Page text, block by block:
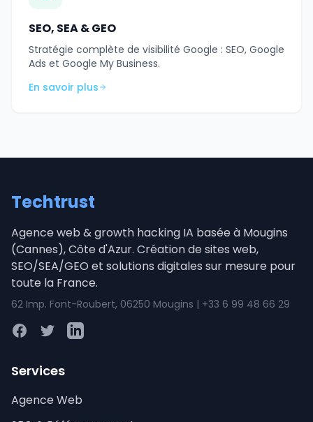
SEO, SEA & GEO
Stratégie complète de visibilité Google : SEO, Google
Ads et Google My Business.
En savoir plus
Techtrust
Agence web & growth hacking IA basée à Mougins
(Cannes), Côte d'Azur. Création de sites web,
SEO/SEA/GEO et solutions digitales sur mesure pour
toute la France.
62 Imp. Font-Roubert, 06250 Mougins | +33 6 99 48 66 29
FacebookTwitterLinkedIn
Services
Agence Web